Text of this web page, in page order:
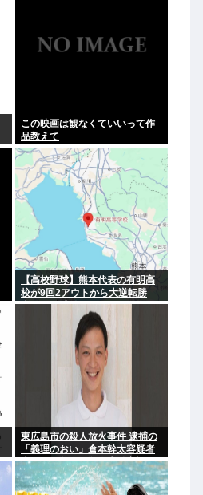
この映画は観なくていいって作
品教えて
【高校野球】熊本代表の有明高
校が9回2アウトから大逆転勝
利！！！感動をありがとう
東広島市の殺人放火事件 逮捕の
「義理のおい」倉本幹太容疑者
夫婦への殺人や殺人未遂容疑に
ついては不起訴 放火などの罪で
は起訴